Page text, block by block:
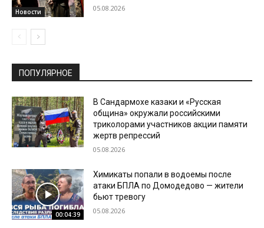
Новости 05.08.2026
ПОПУЛЯРНОЕ
В Сандармохе казаки и «Русская
община» окружали российскими
триколорами участников акции памяти
жертв репрессий
05.08.2026
00:04:39
Химикаты попали в водоемы после
атаки БПЛА по Домодедово — жители
бьют тревогу
05.08.2026